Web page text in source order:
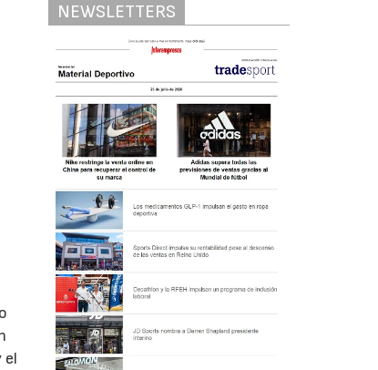
el
NEWSLETTERS